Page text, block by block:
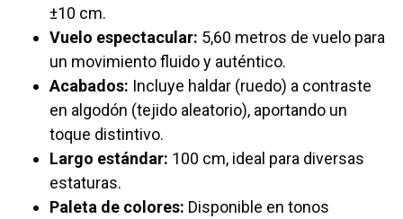
±10 cm.
Vuelo espectacular: 5,60 metros de vuelo para
un movimiento fluido y auténtico.
Acabados: Incluye haldar (ruedo) a contraste
en algodón (tejido aleatorio), aportando un
toque distintivo.
Largo estándar: 100 cm, ideal para diversas
estaturas.
Paleta de colores: Disponible en tonos